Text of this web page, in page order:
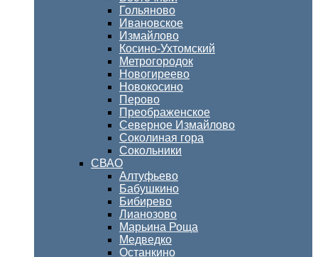
Гольяново
Ивановское
Измайлово
Косино-Ухтомский
Метрогородок
Новогиреево
Новокосино
Перово
Преображенское
Северное Измайлово
Соколиная гора
Сокольники
СВАО
Алтуфьево
Бабушкино
Бибирево
Лианозово
Марьина Роща
Медведко
Останкино